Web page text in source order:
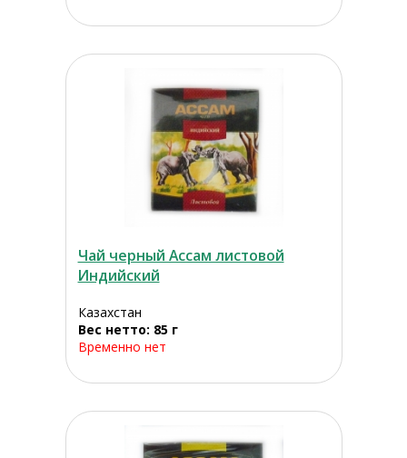
Чай черный Ассам листовой
Индийский
Казахстан
Вес нетто: 85 г
Временно нет